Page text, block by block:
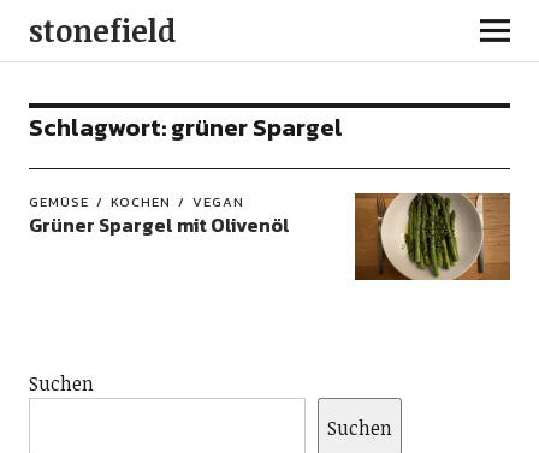
stonefield
Schlagwort:grüner Spargel
GEMÜSE KOCHEN VEGAN
Grüner Spargel mit Olivenöl
Suchen
Suchen